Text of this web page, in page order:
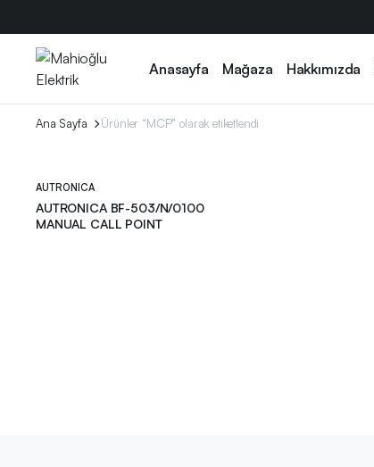
Anasayfa Mağaza Hakkımızda
Ana Sayfa Ürünler “MCP” olarak etiketlendi
AUTRONICA
AUTRONICA BF-503/N/0100
MANUAL CALL POINT